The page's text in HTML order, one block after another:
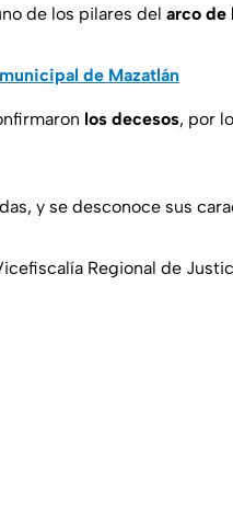
de los pilares del arco de
de Mazatlán
los decesos, por
y se desconoce sus
Regional de